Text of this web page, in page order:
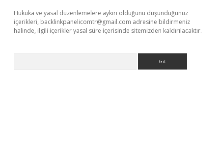
Hukuka ve yasal düzenlemelere aykırı olduğunu düşündüğünüz
içerikleri, backlinkpanelicomtr@gmail.com adresine bildirmeniz
halinde, ilgili içerikler yasal süre içerisinde sitemizden kaldırılacaktır.